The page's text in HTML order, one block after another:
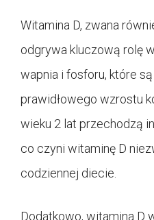
Witamina D, zwana
odgrywa kluczową rolę
wapnia i fosforu, które
prawidłowego wzrostu
wieku 2 lat przechodzą
co czyni witaminę D
codziennej diecie.
Dodatkowo, witamina D